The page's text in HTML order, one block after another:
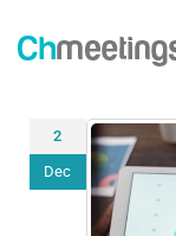
2
Dec